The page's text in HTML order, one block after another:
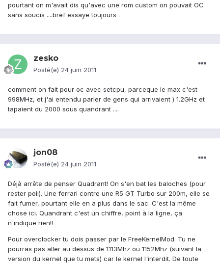
pourtant on m'avait dis qu'avec une rom custom on pouvait OC
sans soucis ....bref essaye toujours .
zesko
Posté(e) 24 juin 2011
comment on fait pour oc avec setcpu, parceque le max c'est
998MHz, et j'ai entendu parler de gens qui arrivaient ) 1.2GHz et
tapaient du 2000 sous quandrant ....
jon08
Posté(e) 24 juin 2011
Déjà arrête de penser Quadrant! On s'en bat les baloches (pour
rester poli). Une ferrari contre une R5 GT Turbo sur 200m, elle se
fait fumer, pourtant elle en a plus dans le sac. C'est la même
chose ici. Quandrant c'est un chiffre, point à la ligne, ça
n'indique rien!!
Pour overclocker tu dois passer par le FreeKernelMod. Tu ne
pourras pas aller au dessus de 1113Mhz ou 1152Mhz (suivant la
version du kernel que tu mets) car le kernel l'interdit. De toute